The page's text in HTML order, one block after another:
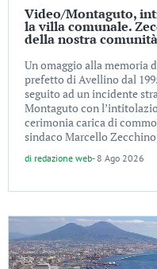
Video/Montaguto,
la villa comunale.
della nostra comunità
Un omaggio alla memoria
prefetto di Avellino dal
seguito ad un incidente
Montaguto con
cerimonia carica di
sindaco Marcello
di redazione web- 8 Ago 2026